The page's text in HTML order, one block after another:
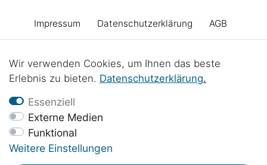
Impressum Daten­schutz­erklärung AGB
Barrierefreiheitserklärung Widerrufs­recht
Vertrag widerrufen
Wir verwenden Cookies, um Ihnen das beste
Erlebnis zu bieten. Daten­schutz­erklärung.
Essenziell
Externe Medien
Funktional
Weitere Einstellungen